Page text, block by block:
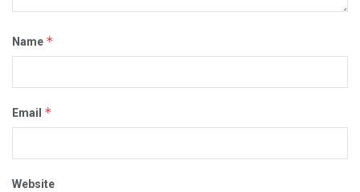
Name *
Email *
Website